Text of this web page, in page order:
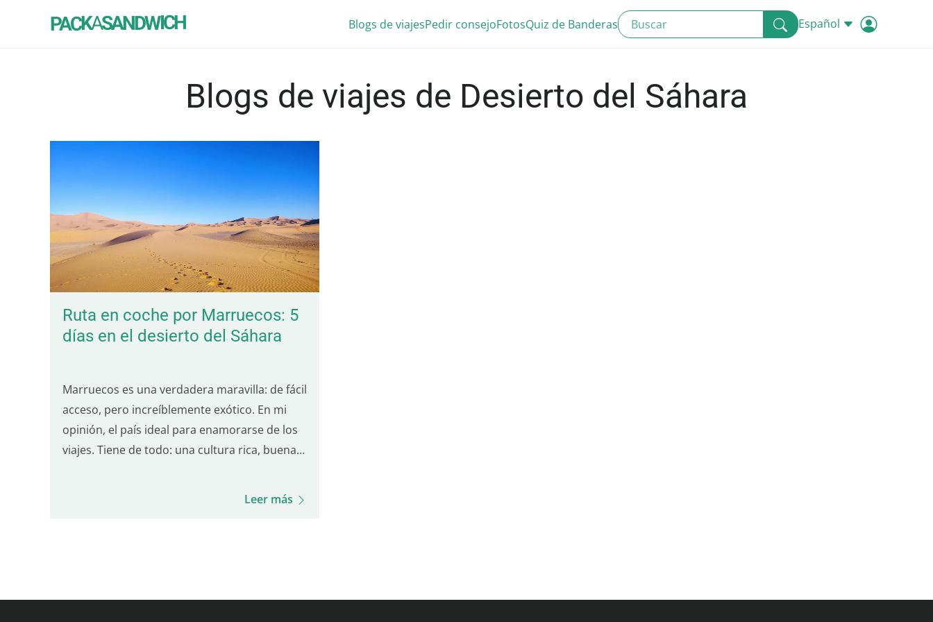
PACKASANDWICH Blogs de viajesPedir consejoFotosQuiz de Banderas Español
Blogs de viajes de Desierto del Sáhara
Ruta en coche por Marruecos: 5
días en el desierto del Sáhara
Marruecos es una verdadera maravilla: de fácil
acceso, pero increíblemente exótico. En mi
opinión, el país ideal para enamorarse de los
viajes. Tiene de todo: una cultura rica, buena
Leer más